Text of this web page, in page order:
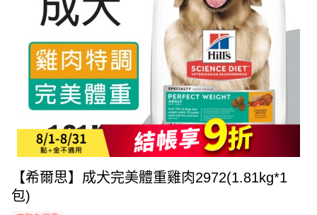
【希爾思】成犬完美體重雞肉2972(1.81kg*1
包)